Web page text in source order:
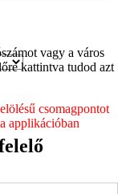
vagy a város
kattintva tudod azt
csomagpontot
applikációban